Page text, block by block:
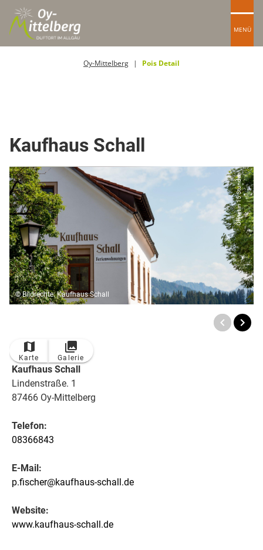
MENÜ
Oy-Mittelberg Pois Detail
Kaufhaus Schall
© Bildrechte: Kaufhaus Schall
Öffnet in 15 Stunden
Karte Galerie
Kaufhaus Schall
Lindenstraße. 1
87466 Oy-Mittelberg
Telefon:
08366843
E-Mail:
p.fischer@kaufhaus-schall.de
Website:
www.kaufhaus-schall.de